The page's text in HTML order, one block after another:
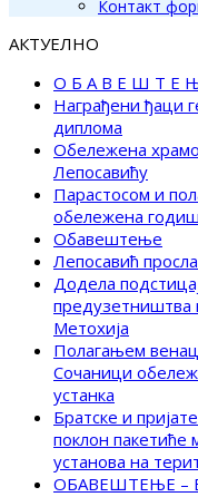
Контакт
АКТУЕЛНО
О Б А В Е Ш Т Е
Награђени ђаци
диплома
Обележена
Лепосавићу
Парастосом и
обележена
Обавештење
Лепосавић
Додела
предузетништва
Метохија
Полагањем
Сочаници
устанка
Братске и
поклон
установа на
ОБАВЕШТЕЊЕ –